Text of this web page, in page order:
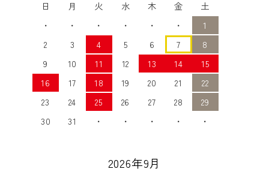
日 月 火 水 木 金
土
・
・ ・ ・ ・ ・
1
2
3 4 5 6 7
8
9
10 11 12 13 14
15
16
17 18 19 20 21
22
23
24 25 26 27 28
29
30
31 ・ ・ ・ ・ ・
2026年9月